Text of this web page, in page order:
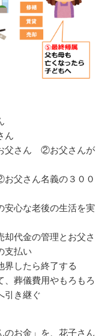
ん
父さん ②お父さんが
父さん名義の３００
心な老後の生活を実
代金の管理とお父さ
支払い
界したら終了する
費用やもろもろ
引き継ぐ
お金」を、花子さん